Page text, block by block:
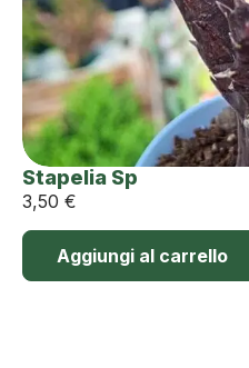
Stapelia Sp
3,50 €
Aggiungi al carrello